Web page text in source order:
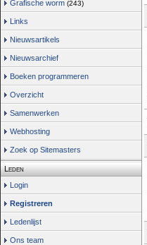
Grafische worm (243)
Links
Nieuwsartikels
Nieuwsarchief
Boeken programmeren
Overzicht
Samenwerken
Webhosting
Zoek op Sitemasters
Leden
Login
Registreren
Ledenlijst
Ons team